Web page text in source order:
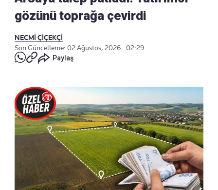
gözünü toprağa çevirdi
NECMİ ÇİÇEKÇİ
Son Güncelleme: 02 Ağustos, 2026 - 02:29
Paylaş